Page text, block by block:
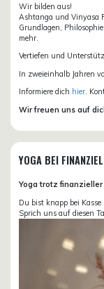
Wir bilden aus!
Ashtanga und Vinyasa
Grundlagen,
mehr.
Vertiefen und
In zweieinhalb Jahren
Informiere dich hier.
Wir freuen uns auf
YOGA BEI
Yoga trotz finanzieller
Du bist knapp bei
Sprich uns auf diesen